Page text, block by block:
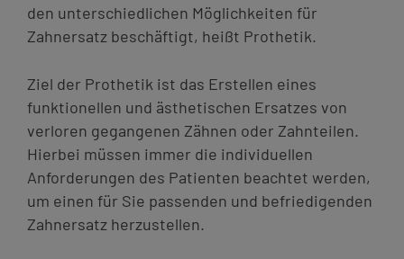
Downloads
Kontakt
den unterschiedlichen Möglichkeiten für
Zahnersatz beschäftigt, heißt Prothetik.
Ziel der Prothetik ist das Erstellen eines
funktionellen und ästhetischen Ersatzes von
verloren gegangenen Zähnen oder Zahnteilen.
Hierbei müssen immer die individuellen
Anforderungen des Patienten beachtet werden,
um einen für Sie passenden und befriedigenden
Zahnersatz herzustellen.